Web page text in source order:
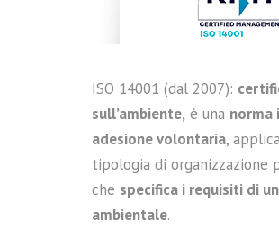
ISO 14001 (dal 2007):
sull’ambiente, è una norma
adesione volontaria,
tipologia di organizzazione
che specifica i requisiti di
ambientale.